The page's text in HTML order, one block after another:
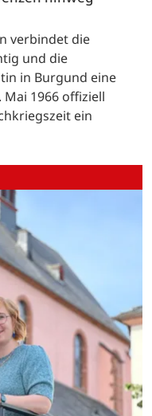
verbindet die
und die
in Burgund eine
Mai 1966 offiziell
ein